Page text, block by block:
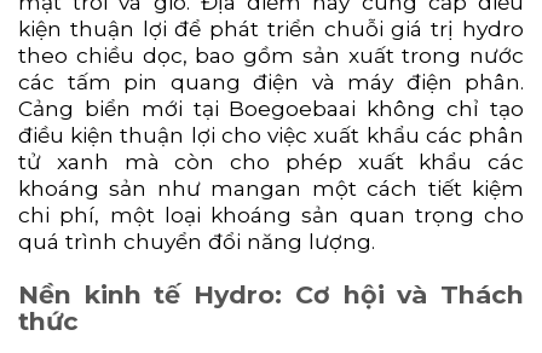
kiện thuận lợi để phát triển chuỗi giá trị hydro
theo chiều dọc, bao gồm sản xuất trong nước
các tấm pin quang điện và máy điện phân.
Cảng biển mới tại Boegoebaai không chỉ tạo
điều kiện thuận lợi cho việc xuất khẩu các phân
tử xanh mà còn cho phép xuất khẩu các
khoáng sản như mangan một cách tiết kiệm
chi phí, một loại khoáng sản quan trọng cho
quá trình chuyển đổi năng lượng.
Nền kinh tế Hydro: Cơ hội và Thách
thức